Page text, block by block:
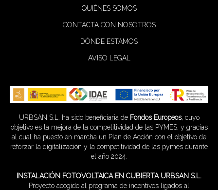
QUIÉNES SOMOS
CONTACTA CON NOSOTROS
DÓNDE ESTAMOS
AVISO LEGAL
URBSAN S.L. ha sido beneficiaria de Fondos Europeos, cuyo
objetivo es la mejora de la competitividad de las PYMES, y gracias
al cual ha puesto en marcha un Plan de Acción con el objetivo de
reforzar la digitalización y la competitividad de las pymes durante
el año 2024.
INSTALACIÓN FOTOVOLTAICA EN CUBIERTA URBSAN S.L.
Proyecto acogido al programa de incentivos ligados al